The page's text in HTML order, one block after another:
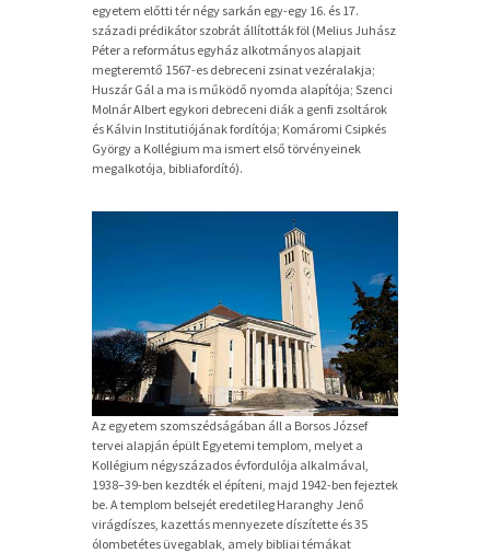
egyetem előtti tér négy sarkán egy-egy 16. és 17.
századi prédikátor szobrát állították föl (Melius Juhász
Péter a református egyház alkotmányos alapjait
megteremtő 1567-es debreceni zsinat vezéralakja;
Huszár Gál a ma is működő nyomda alapítója; Szenci
Molnár Albert egykori debreceni diák a genfi zsoltárok
és Kálvin Institutiójának fordítója; Komáromi Csipkés
György a Kollégium ma ismert első törvényeinek
megalkotója, bibliafordító).
Az egyetem szomszédságában áll a Borsos József
tervei alapján épült Egyetemi templom, melyet a
Kollégium négyszázados évfordulója alkalmával,
1938–39-ben kezdték el építeni, majd 1942-ben fejeztek
be. A templom belsejét eredetileg Haranghy Jenő
virágdíszes, kazettás mennyezete díszítette és 35
ólombetétes üvegablak, amely bibliai témákat